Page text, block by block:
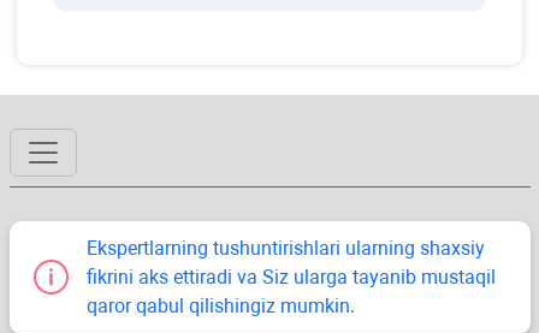
Ekspertlarning tushuntirishlari ularning shaхsiy
fikrini aks ettiradi va Siz ularga tayanib mustaqil
qaror qabul qilishingiz mumkin.